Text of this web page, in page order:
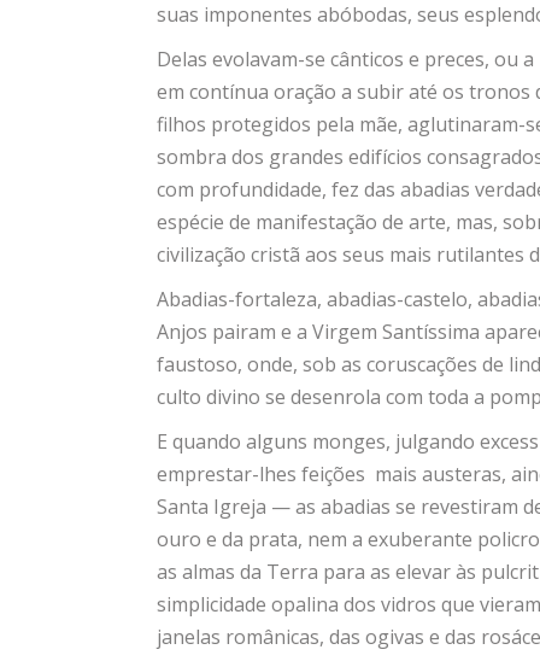
suas imponentes abóbodas, seus
Delas evolavam-se cânticos e preces, ou
em contínua oração a subir até os tronos
filhos protegidos pela mãe, aglutinaram-
sombra dos grandes edifícios
com profundidade, fez das abadias
espécie de manifestação de arte, mas,
civilização cristã aos seus mais rutilantes
Abadias-fortaleza, abadias-castelo,
Anjos pairam e a Virgem Santíssima
faustoso, onde, sob as coruscações de
culto divino se desenrola com toda a
E quando alguns monges, julgando
emprestar-lhes feições mais austeras,
Santa Igreja — as abadias se revestiram
ouro e da prata, nem a exuberante
as almas da Terra para as elevar às
simplicidade opalina dos vidros que
janelas românicas, das ogivas e das